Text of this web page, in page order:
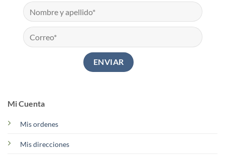
Mi Cuenta
Mis ordenes
Mis direcciones